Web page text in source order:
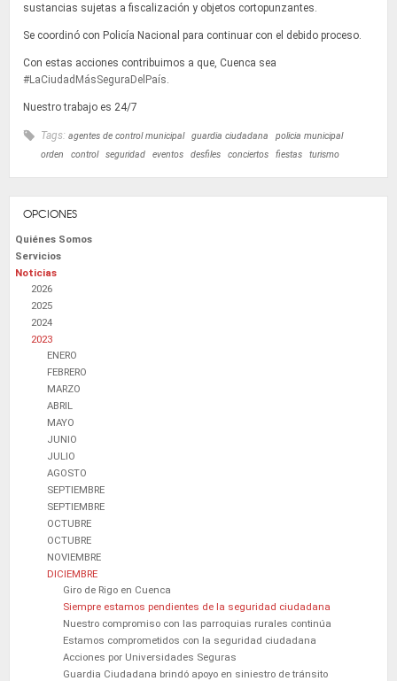
sustancias sujetas a fiscalización y objetos cortopunzantes.
Se coordinó con Policía Nacional para continuar con el debido proceso.
Con estas acciones contribuimos a que, Cuenca sea
#LaCiudadMásSeguraDelPaís
Nuestro trabajo es 24/7
Tags: agentes de control municipal guardia ciudadana
policia municipal
orden
control seguridad eventos desfiles conciertos fiestas turismo
OPCIONES
Quiénes Somos
Servicios
Noticias
2026
2025
2024
2023
ENERO
FEBRERO
MARZO
ABRIL
MAYO
JUNIO
JULIO
AGOSTO
SEPTIEMBRE
SEPTIEMBRE
OCTUBRE
OCTUBRE
NOVIEMBRE
DICIEMBRE
Giro de Rigo en Cuenca
Siempre estamos pendientes de la seguridad ciudadana
Nuestro compromiso con las parroquias rurales continúa
Estamos comprometidos con la seguridad ciudadana
Acciones por Universidades Seguras
Guardia Ciudadana brindó apoyo en siniestro de tránsito